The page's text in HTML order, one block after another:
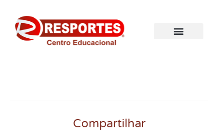
Compartilhar